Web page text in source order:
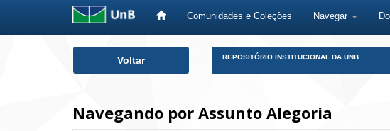
Comunidades e Coleções Navegar
Voltar REPOSITÓRIO INSTITUCIONAL DA UNB
Navegando por Assunto Alegoria